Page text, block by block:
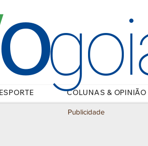
ESPORTE COLUNAS & OPINIÃO
Publicidade